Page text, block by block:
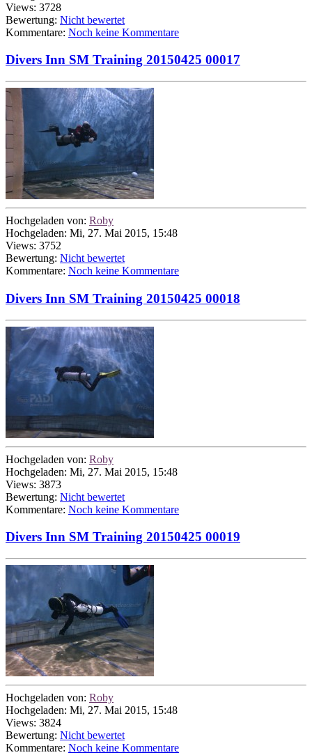
Views: 3728
Bewertung: Nicht bewertet
Kommentare: Noch keine Kommentare
Divers Inn SM Training 20150425 00017
Hochgeladen von: Roby
Hochgeladen: Mi, 27. Mai 2015, 15:48
Views: 3752
Bewertung: Nicht bewertet
Kommentare: Noch keine Kommentare
Divers Inn SM Training 20150425 00018
Hochgeladen von: Roby
Hochgeladen: Mi, 27. Mai 2015, 15:48
Views: 3873
Bewertung: Nicht bewertet
Kommentare: Noch keine Kommentare
Divers Inn SM Training 20150425 00019
Hochgeladen von: Roby
Hochgeladen: Mi, 27. Mai 2015, 15:48
Views: 3824
Bewertung: Nicht bewertet
Kommentare: Noch keine Kommentare